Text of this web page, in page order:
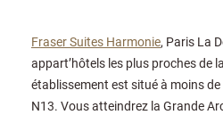
Fraser Suites Harmonie, Paris La
appart’hôtels les plus proches de
établissement est situé à moins
N13. Vous atteindrez la Grande